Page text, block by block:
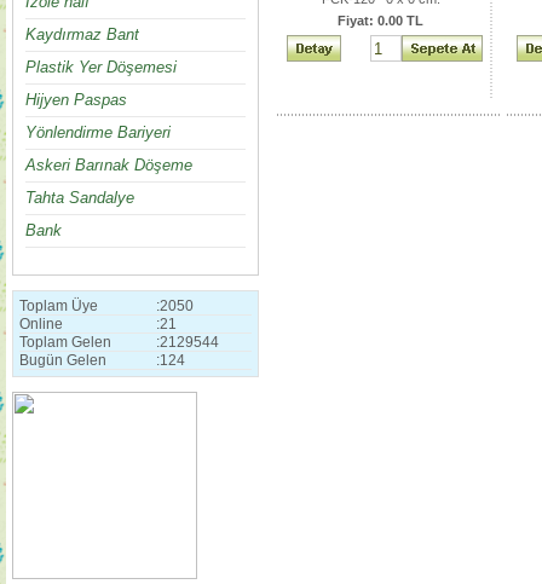
Kaydırmaz Bant
Plastik Yer Döşemesi
Hijyen Paspas
Yönlendirme Bariyeri
Askeri Barınak Döşeme
Tahta Sandalye
Bank
Toplam Üye :2050
Online
:21
Toplam Gelen
:2129544
Bugün Gelen
:124
Fiyat: 0.00 TL